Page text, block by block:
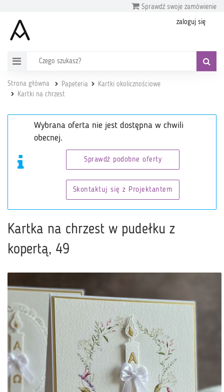
Sprawdź swoje zamówienie
zaloguj się
Strona główna Papeteria
Kartki okolicznościowe
Kartki na chrzest
Wybrana oferta nie jest dostępna w chwili
obecnej.
Sprawdź podobne oferty
Skontaktuj się z Projektantem
Kartka na chrzest w pudełku z
kopertą, 49